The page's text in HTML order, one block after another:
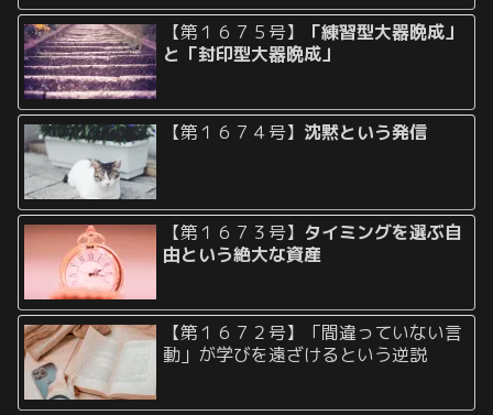
【第１６７５号】
「練習型大器晩成」
と「封印型大器晩成」
【第１６７４号】 沈黙という発信
【第１６７３号】 タイミングを選ぶ自
由という絶大な資産
【第１６７２号】「間違っていない言
動」が学びを遠ざけるという逆説